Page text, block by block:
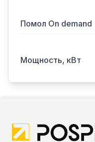
Помол On demand
Мощность, кВт